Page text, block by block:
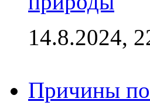
14.8.2024,
Причины